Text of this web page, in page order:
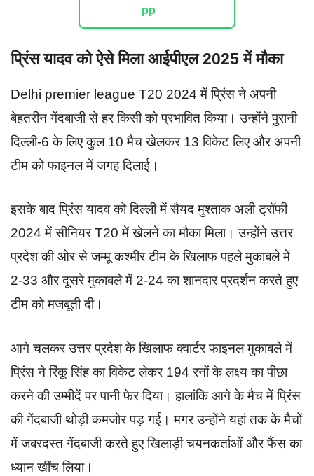
प्रिंस यादव को ऐसे मिला आईपीएल 2025 में मौका
Delhi premier league T20 2024 में प्रिंस ने अपनी
बेहतरीन गेंदबाजी से हर किसी को प्रभावित किया। उन्होंने पुरानी
दिल्ली-6 के लिए कुल 10 मैच खेलकर 13 विकेट लिए और अपनी
टीम को फाइनल में जगह दिलाई।
इसके बाद प्रिंस यादव को दिल्ली में सैयद मुश्ताक अली ट्रॉफी
2024 में सीनियर T20 में खेलने का मौका मिला। उन्होंने उत्तर
प्रदेश की ओर से जम्मू कश्मीर टीम के खिलाफ पहले मुकाबले में
2-33 और दूसरे मुकाबले में 2-24 का शानदार प्रदर्शन करते हुए
टीम को मजबूती दी।
आगे चलकर उत्तर प्रदेश के खिलाफ क्वार्टर फाइनल मुकाबले में
प्रिंस ने रिंकू सिंह का विकेट लेकर 194 रनों के लक्ष्य का पीछा
करने की उम्मीदें पर पानी फेर दिया। हालांकि आगे के मैच में प्रिंस
की गेंदबाजी थोड़ी कमजोर पड़ गई। मगर उन्होंने यहां तक के मैचों
में जबरदस्त गेंदबाजी करते हुए खिलाड़ी चयनकर्ताओं और फैंस का
ध्यान खींच लिया।